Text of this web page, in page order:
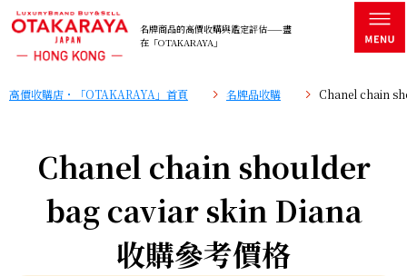
名牌商品的高價收購與鑑定評估——盡
在「OTAKARAYA」
高價收購店・「OTAKARAYA」首頁 名牌品收購 Chanel chain
Chanel chain shoulder
bag caviar skin Diana
收購參考價格